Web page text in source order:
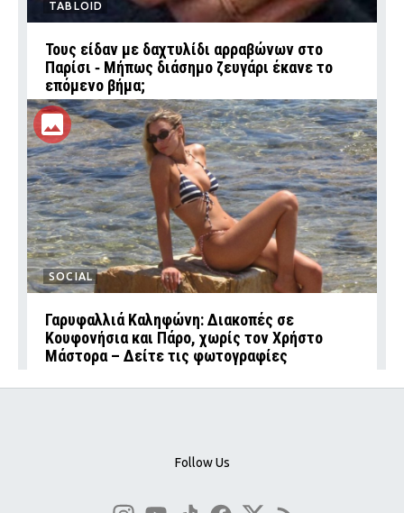
TABLOID
Τους είδαν με δαχτυλίδι αρραβώνων στο
Παρίσι ‑ Μήπως διάσημο ζευγάρι έκανε το
επόμενο βήμα;
SOCIAL
Γαρυφαλλιά Καληφώνη: Διακοπές σε
Κουφονήσια και Πάρο, χωρίς τον Χρήστο
Μάστορα – Δείτε τις φωτογραφίες
Follow Us